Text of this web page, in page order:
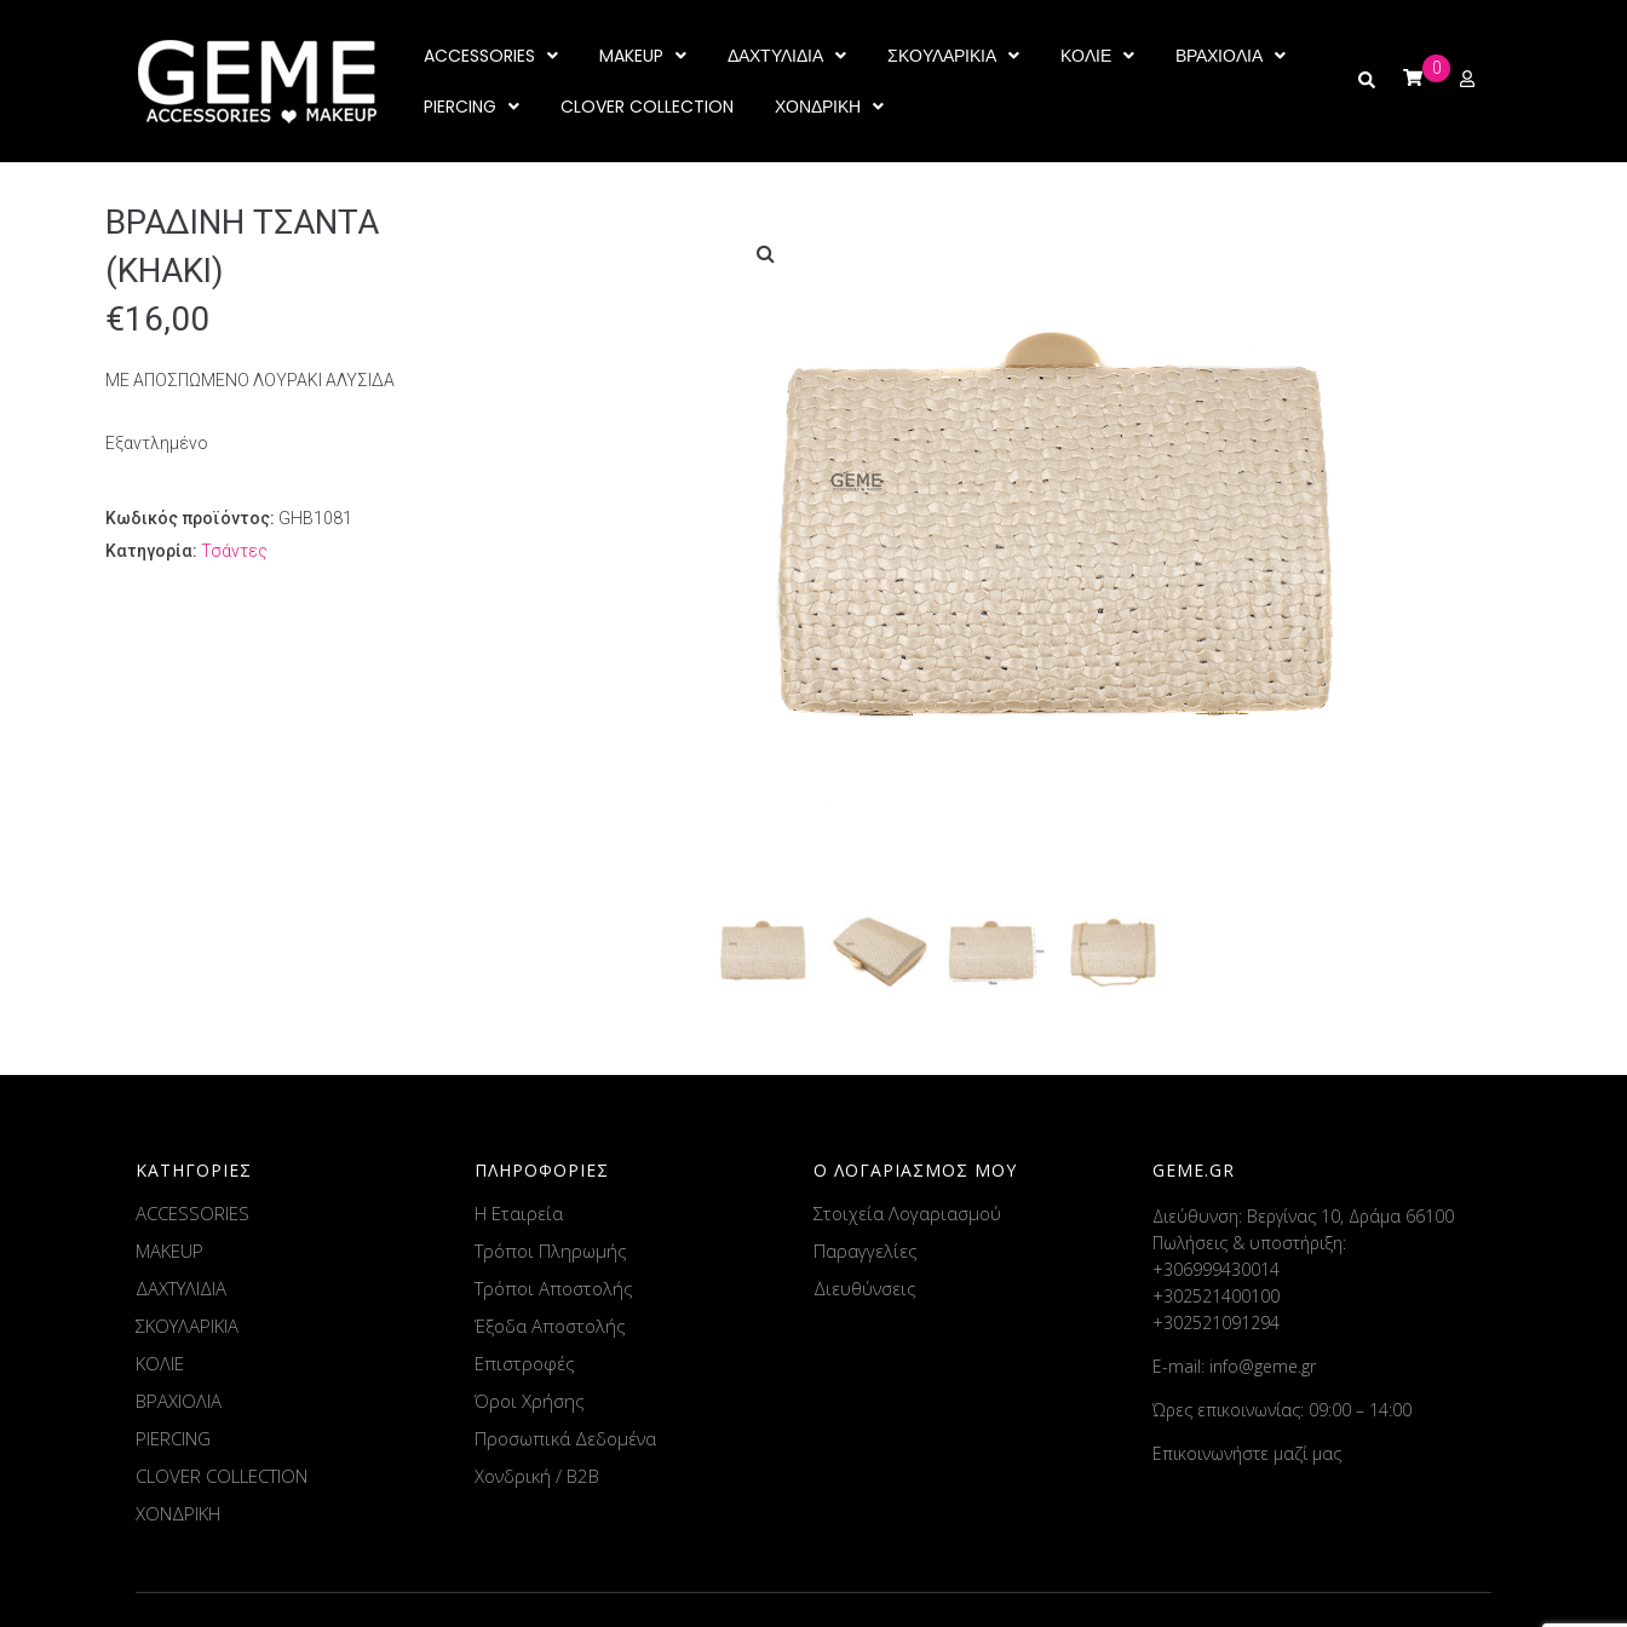
ACCESSORIES MAKEUP ΔΑΧΤΥΛΙΔΙΑ ΣΚΟΥΛΑΡΙΚΙΑ ΚΟΛΙΕ ΒΡΑΧΙΟΛΙΑ
PIERCING CLOVER COLLECTION ΧΟΝΔΡΙΚΗ
0
ΒΡΑΔΙΝΗ ΤΣΑΝΤΑ
(KHAKI)
€16,00
ΜΕ ΑΠΟΣΠΩΜΕΝΟ ΛΟΥΡΑΚΙ ΑΛΥΣΙΔΑ
Εξαντλημένο
Κωδικός προϊόντος: GHB1081
Κατηγορία: Τσάντες
ΚΑΤΗΓΟΡΙΕΣ
ACCESSORIES
MAKEUP
ΔΑΧΤΥΛΙΔΙΑ
ΣΚΟΥΛΑΡΙΚΙΑ
ΚΟΛΙΕ
ΒΡΑΧΙΟΛΙΑ
PIERCING
CLOVER COLLECTION
ΧΟΝΔΡΙΚΗ
ΠΛΗΡΟΦΟΡΙΕΣ
Η Εταιρεία
Τρόποι Πληρωμής
Τρόποι Αποστολής
Έξοδα Αποστολής
Επιστροφές
Όροι Χρήσης
Προσωπικά Δεδομένα
Χονδρική / B2B
Ο ΛΟΓΑΡΙΑΣΜΟΣ ΜΟΥ
Στοιχεία Λογαριασμού
Παραγγελίες
Διευθύνσεις
GEME.GR
Διεύθυνση: Βεργίνας 10, Δράμα 66100
Πωλήσεις & υποστήριξη:
+306999430014
+302521400100
+302521091294
E-mail: info@geme.gr
Ώρες επικοινωνίας: 09:00 – 14:00
Επικοινωνήστε μαζί μας